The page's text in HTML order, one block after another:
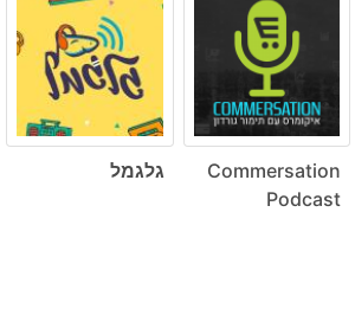
Commersation
Podcast
גלגמל